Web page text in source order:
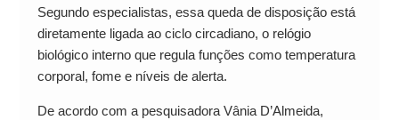
Segundo especialistas, essa queda de disposição está
diretamente ligada ao ciclo circadiano, o relógio
biológico interno que regula funções como temperatura
corporal, fome e níveis de alerta.
De acordo com a pesquisadora Vânia D’Almeida,